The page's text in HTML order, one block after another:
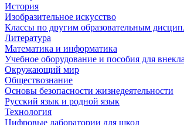
История
Изобразительное искусство
Классы по другим образовательным
Литература
Математика и информатика
Учебное оборудование и пособия для
Окружающий мир
Обществознание
Основы безопасности жизнедеятельности
Русский язык и родной язык
Технология
Цифровые лаборатории для школ